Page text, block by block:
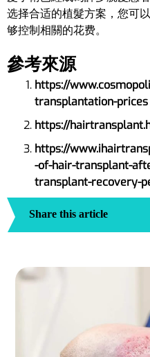
选择合适的植髮方案，您可
够控制相關的花费。
參考來源
https://
transplantation-prices
https://
https://
-of-hair-transplant-
transplant-recovery-
Share this article